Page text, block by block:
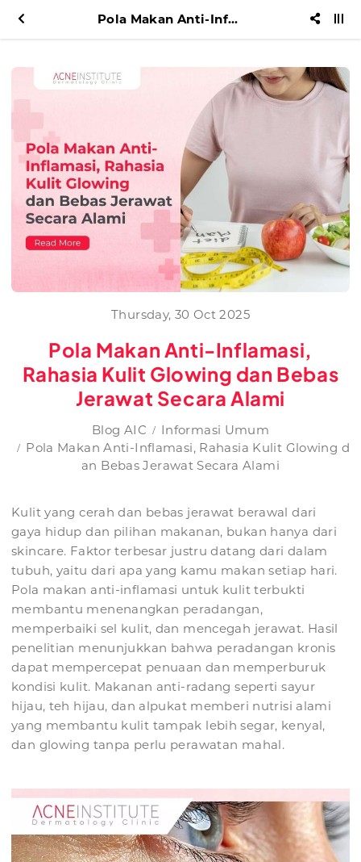
Pola Makan Anti-Inflamasi, Rahasia Kulit Glowing dan Bebas Jerawat Secara Alami
Thursday, 30 Oct 2025
Pola Makan Anti-Inflamasi,
Rahasia Kulit Glowing dan Bebas
Jerawat Secara Alami
Blog AIC
Informasi Umum
Pola Makan Anti-Inflamasi, Rahasia Kulit Glowing d
an Bebas Jerawat Secara Alami
Kulit yang cerah dan bebas jerawat berawal dari
gaya hidup dan pilihan makanan, bukan hanya dari
skincare. Faktor terbesar justru datang dari dalam
tubuh, yaitu dari apa yang kamu makan setiap hari.
Pola makan anti-inflamasi untuk kulit terbukti
membantu menenangkan peradangan,
memperbaiki sel kulit, dan mencegah jerawat. Hasil
penelitian menunjukkan bahwa peradangan kronis
dapat mempercepat penuaan dan memperburuk
kondisi kulit. Makanan anti-radang seperti sayur
hijau, teh hijau, dan alpukat memberi nutrisi alami
yang membantu kulit tampak lebih segar, kenyal,
dan glowing tanpa perlu perawatan mahal.